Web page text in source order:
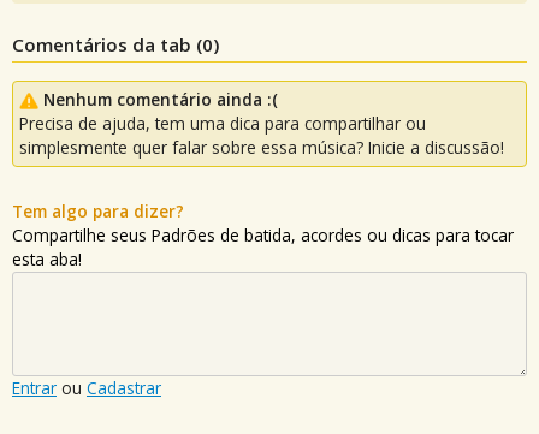
Comentários da tab (0)
Nenhum comentário ainda :(
Precisa de ajuda, tem uma dica para compartilhar ou
simplesmente quer falar sobre essa música? Inicie a discussão!
Tem algo para dizer?
Compartilhe seus Padrões de batida, acordes ou dicas para tocar
esta aba!
Entrar ou Cadastrar